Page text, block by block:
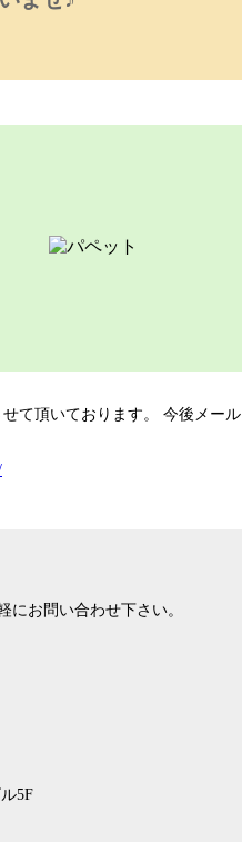
て頂いております。 今後メール
お問い合わせ下さい。
5F